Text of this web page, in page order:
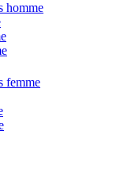
homme
femme